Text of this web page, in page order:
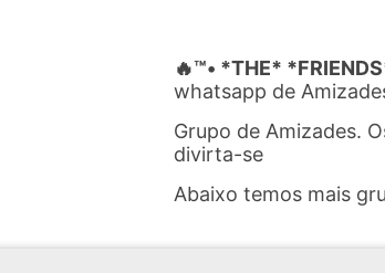
🔥™• *THE*
whatsapp de
Grupo de Amizades.
divirta-se
Abaixo temos mais